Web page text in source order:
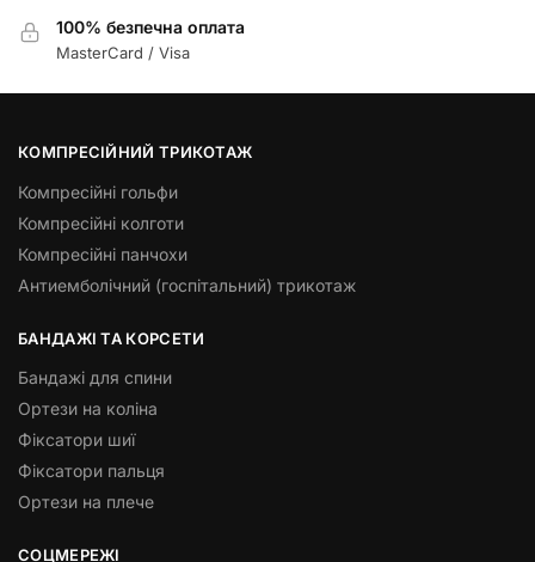
100% безпечна оплата
MasterCard / Visa
КОМПРЕСІЙНИЙ ТРИКОТАЖ
Компресійні гольфи
Компресійні колготи
Компресійні панчохи
Антиемболічний (госпітальний) трикотаж
БАНДАЖІ ТА КОРСЕТИ
Бандажі для спини
Ортези на коліна
Фіксатори шиї
Фіксатори пальця
Ортези на плече
СОЦМЕРЕЖІ